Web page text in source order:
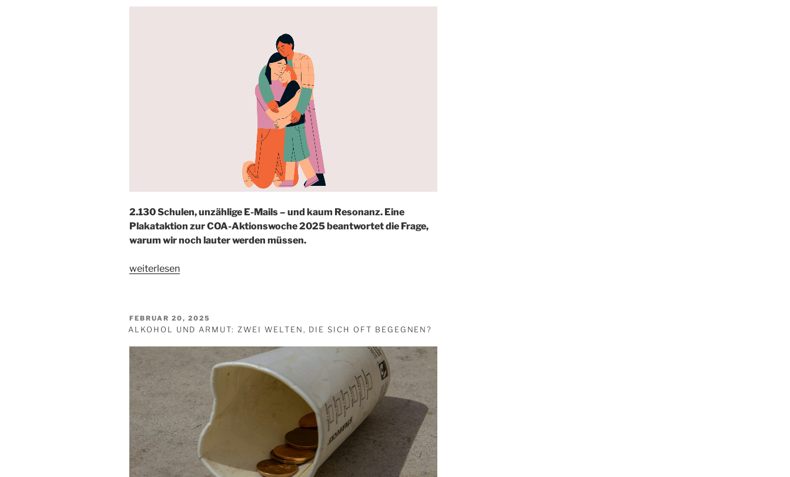
2.130 Schulen, unzählige E-Mails – und kaum Resonanz. Eine
Plakataktion zur COA-Aktionswoche 2025 beantwortet die Frage,
warum wir noch lauter werden müssen.
„COA-
Stille
am
lautesten“
weiterlesen
VERÖFFENTLICHT
AM
FEBRUAR 20, 2025
ALKOHOL UND ARMUT: ZWEI WELTEN, DIE SICH OFT BEGEGNEN?